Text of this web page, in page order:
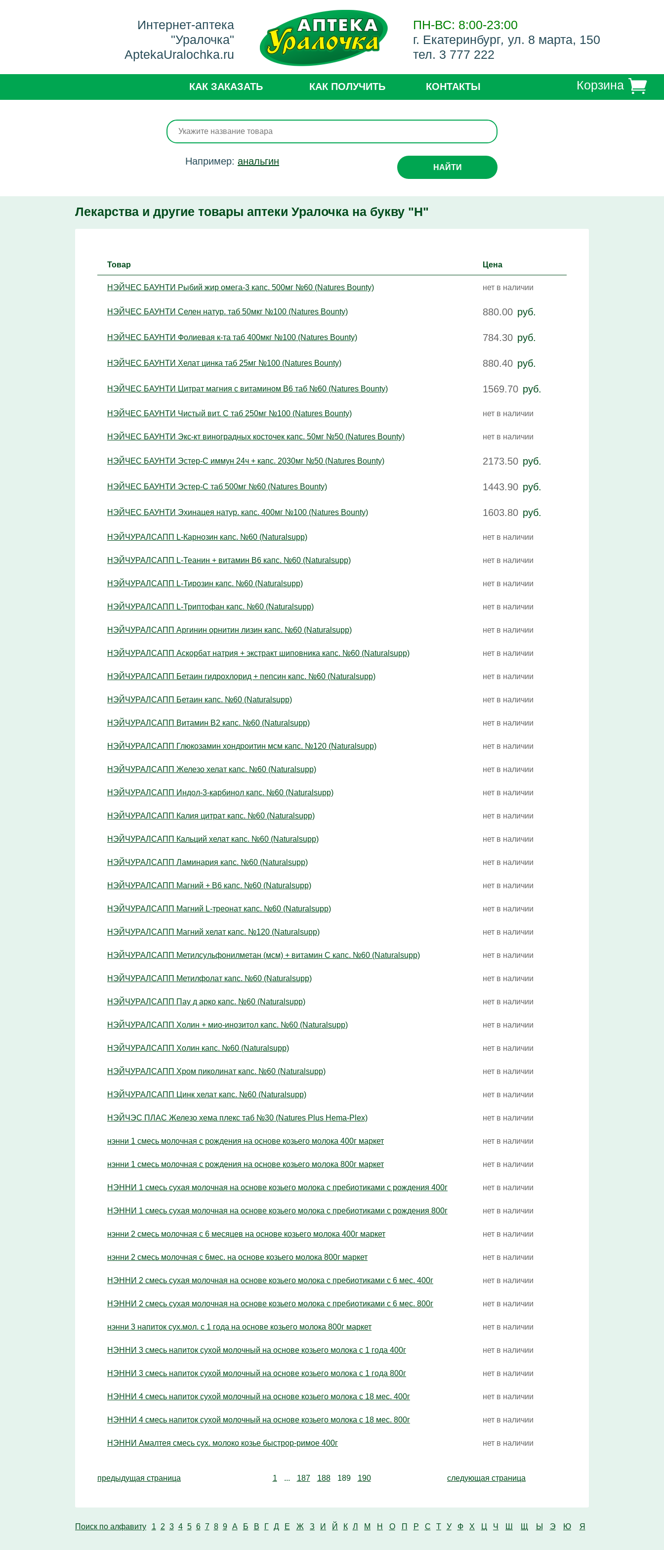
Интернет-аптека
"Уралочка"
AptekaUralochka.ru
ПН-ВС: 8:00-23:00
г. Екатеринбург, ул. 8 марта, 150
тел. 3 777 222
КАК ЗАКАЗАТЬ КАК ПОЛУЧИТЬ КОНТАКТЫ Корзина
Например: анальгин
НАЙТИ
Лекарства и другие товары аптеки Уралочка на букву "Н"
Товар Цена
НЭЙЧЕС БАУНТИ Рыбий жир омега-3 капс. 500мг №60 (Natures Bounty) нет в наличии
НЭЙЧЕС БАУНТИ Селен натур. таб 50мкг №100 (Natures Bounty) 880.00 руб.
НЭЙЧЕС БАУНТИ Фолиевая к-та таб 400мкг №100 (Natures Bounty) 784.30 руб.
НЭЙЧЕС БАУНТИ Хелат цинка таб 25мг №100 (Natures Bounty) 880.40 руб.
НЭЙЧЕС БАУНТИ Цитрат магния с витамином В6 таб №60 (Natures Bounty) 1569.70 руб.
НЭЙЧЕС БАУНТИ Чистый вит. С таб 250мг №100 (Natures Bounty) нет в наличии
НЭЙЧЕС БАУНТИ Экс-кт виноградных косточек капс. 50мг №50 (Natures Bounty) нет в наличии
НЭЙЧЕС БАУНТИ Эстер-С иммун 24ч + капс. 2030мг №50 (Natures Bounty) 2173.50 руб.
НЭЙЧЕС БАУНТИ Эстер-С таб 500мг №60 (Natures Bounty) 1443.90 руб.
НЭЙЧЕС БАУНТИ Эхинацея натур. капс. 400мг №100 (Natures Bounty) 1603.80 руб.
НЭЙЧУРАЛСАПП L-Карнозин капс. №60 (Naturalsupp) нет в наличии
НЭЙЧУРАЛСАПП L-Теанин + витамин В6 капс. №60 (Naturalsupp) нет в наличии
НЭЙЧУРАЛСАПП L-Тирозин капс. №60 (Naturalsupp) нет в наличии
НЭЙЧУРАЛСАПП L-Триптофан капс. №60 (Naturalsupp) нет в наличии
НЭЙЧУРАЛСАПП Аргинин орнитин лизин капс. №60 (Naturalsupp) нет в наличии
НЭЙЧУРАЛСАПП Аскорбат натрия + экстракт шиповника капс. №60 (Naturalsupp) нет в наличии
НЭЙЧУРАЛСАПП Бетаин гидрохлорид + пепсин капс. №60 (Naturalsupp) нет в наличии
НЭЙЧУРАЛСАПП Бетаин капс. №60 (Naturalsupp) нет в наличии
НЭЙЧУРАЛСАПП Витамин В2 капс. №60 (Naturalsupp) нет в наличии
НЭЙЧУРАЛСАПП Глюкозамин хондроитин мсм капс. №120 (Naturalsupp) нет в наличии
НЭЙЧУРАЛСАПП Железо хелат капс. №60 (Naturalsupp) нет в наличии
НЭЙЧУРАЛСАПП Индол-3-карбинол капс. №60 (Naturalsupp) нет в наличии
НЭЙЧУРАЛСАПП Калия цитрат капс. №60 (Naturalsupp) нет в наличии
НЭЙЧУРАЛСАПП Кальций хелат капс. №60 (Naturalsupp) нет в наличии
НЭЙЧУРАЛСАПП Ламинария капс. №60 (Naturalsupp) нет в наличии
НЭЙЧУРАЛСАПП Магний + В6 капс. №60 (Naturalsupp) нет в наличии
НЭЙЧУРАЛСАПП Магний L-треонат капс. №60 (Naturalsupp) нет в наличии
НЭЙЧУРАЛСАПП Магний хелат капс. №120 (Naturalsupp) нет в наличии
НЭЙЧУРАЛСАПП Метилсульфонилметан (мсм) + витамин С капс. №60 (Naturalsupp) нет в наличии
НЭЙЧУРАЛСАПП Метилфолат капс. №60 (Naturalsupp) нет в наличии
НЭЙЧУРАЛСАПП Пау д арко капс. №60 (Naturalsupp) нет в наличии
НЭЙЧУРАЛСАПП Холин + мио-инозитол капс. №60 (Naturalsupp) нет в наличии
НЭЙЧУРАЛСАПП Холин капс. №60 (Naturalsupp) нет в наличии
НЭЙЧУРАЛСАПП Хром пиколинат капс. №60 (Naturalsupp) нет в наличии
НЭЙЧУРАЛСАПП Цинк хелат капс. №60 (Naturalsupp) нет в наличии
НЭЙЧЭС ПЛАС Железо хема плекс таб №30 (Natures Plus Hema-Plex) нет в наличии
нэнни 1 смесь молочная с рождения на основе козьего молока 400г маркет нет в наличии
нэнни 1 смесь молочная с рождения на основе козьего молока 800г маркет нет в наличии
НЭННИ 1 смесь сухая молочная на основе козьего молока с пребиотиками с рождения 400г нет в наличии
НЭННИ 1 смесь сухая молочная на основе козьего молока с пребиотиками с рождения 800г нет в наличии
нэнни 2 смесь молочная с 6 месяцев на основе козьего молока 400г маркет нет в наличии
нэнни 2 смесь молочная с 6мес. на основе козьего молока 800г маркет нет в наличии
НЭННИ 2 смесь сухая молочная на основе козьего молока с пребиотиками с 6 мес. 400г нет в наличии
НЭННИ 2 смесь сухая молочная на основе козьего молока с пребиотиками с 6 мес. 800г нет в наличии
нэнни 3 напиток сух.мол. с 1 года на основе козьего молока 800г маркет нет в наличии
НЭННИ 3 смесь напиток сухой молочный на основе козьего молока с 1 года 400г нет в наличии
НЭННИ 3 смесь напиток сухой молочный на основе козьего молока с 1 года 800г нет в наличии
НЭННИ 4 смесь напиток сухой молочный на основе козьего молока с 18 мес. 400г нет в наличии
НЭННИ 4 смесь напиток сухой молочный на основе козьего молока с 18 мес. 800г нет в наличии
НЭННИ Амалтея смесь сух. молоко козье быстрор-римое 400г нет в наличии
предыдущая страница 1 ... 187 188 189 190 следующая страница
Поиск по алфавиту 1 2 3 4 5 6 7 8 9 А Б В Г Д Е Ж З И Й К Л М Н О П Р С Т У Ф Х Ц Ч Ш Щ Ы Э Ю Я